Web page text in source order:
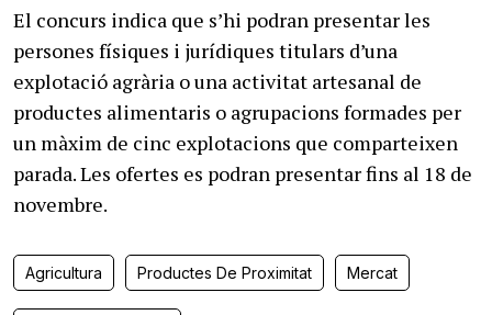
El concurs indica que s’hi podran presentar les
persones físiques i jurídiques titulars d’una
explotació agrària o una activitat artesanal de
productes alimentaris o agrupacions formades per
un màxim de cinc explotacions que comparteixen
parada. Les ofertes es podran presentar fins al 18 de
novembre.
Agricultura Productes De Proximitat Mercat